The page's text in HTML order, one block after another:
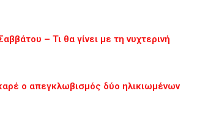
– Τι θα γίνει με τη νυχτερινή
ο απεγκλωβισμός δύο ηλικιωμένων